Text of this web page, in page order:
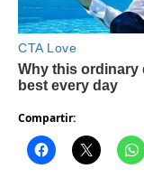
Compartir: